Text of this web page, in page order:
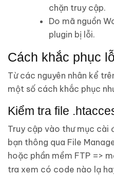
chặn truy cập.
Do mã nguồn
plugin bị lỗi.
Cách khắc phục
Từ các nguyên nhân kể
một số cách khắc phục
Kiểm tra file
Truy cập vào thư mục cài
bạn thông qua File
hoặc phần mềm FTP =>
tra xem có code nào lạ